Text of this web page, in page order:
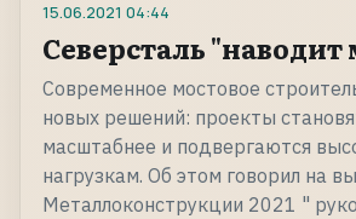
15.06.2021 04:44
Северсталь "наводит
Современное мостовое
новых решений: проекты
масштабнее и подвергаются
нагрузкам. Об этом говорил на
Металлоконструкции 2021 "